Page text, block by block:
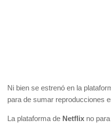
Ni bien se estrenó en la
para de sumar reproducciones
La plataforma de Netflix no